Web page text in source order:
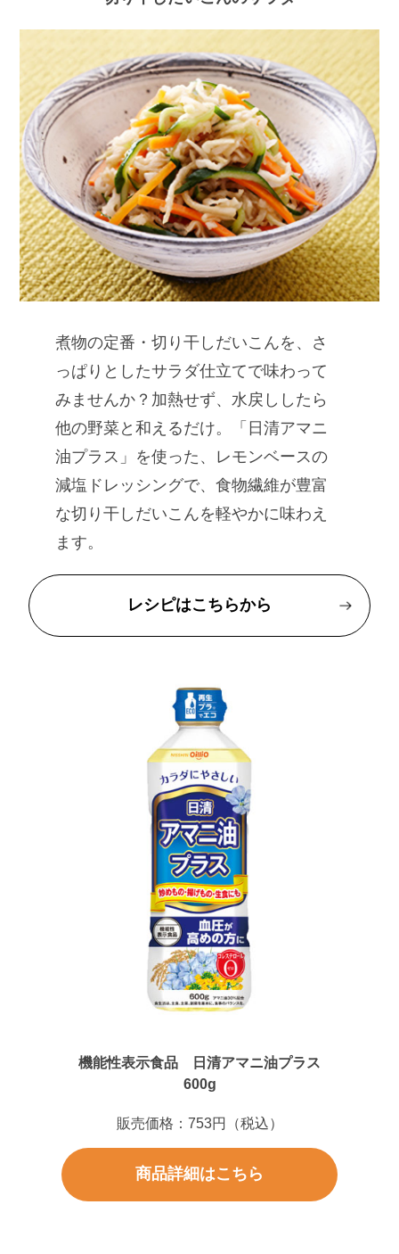
煮物の定番・切り干しだいこんを、さ
っぱりとしたサラダ仕立てで味わって
みませんか？加熱せず、水戻ししたら
他の野菜と和えるだけ。「日清アマニ
油プラス」を使った、レモンベースの
減塩ドレッシングで、食物繊維が豊富
な切り干しだいこんを軽やかに味わえ
ます。
レシピはこちらから
機能性表示食品 日清アマニ油プラス
600g
販売価格：753円（税込）
商品詳細はこちら